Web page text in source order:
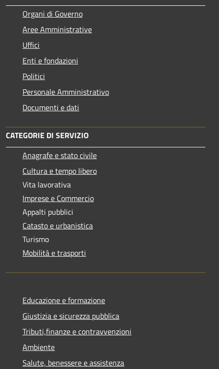
Organi di Governo
Aree Amministrative
Uffici
Enti e fondazioni
Politici
Personale Amministrativo
Documenti e dati
CATEGORIE DI SERVIZIO
Anagrafe e stato civile
Cultura e tempo libero
Vita lavorativa
Imprese e Commercio
Appalti pubblici
Catasto e urbanistica
Turismo
Mobilità e trasporti
Educazione e formazione
Giustizia e sicurezza pubblica
Tributi,finanze e contravvenzioni
Ambiente
Salute, benessere e assistenza